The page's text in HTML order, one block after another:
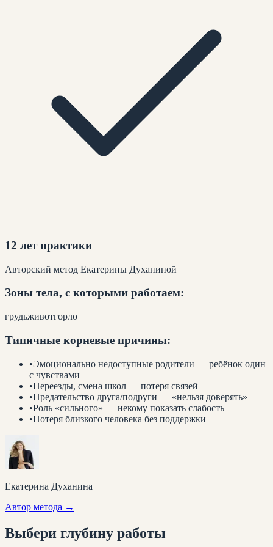
12 лет практики
Авторский метод Екатерины Духаниной
Зоны тела, с которыми работаем:
грудьживотгорло
Типичные корневые причины:
•Эмоционально недоступные родители — ребёнок один
с чувствами
•Переезды, смена школ — потеря связей
•Предательство друга/подруги — «нельзя доверять»
•Роль «сильного» — некому показать слабость
•Потеря близкого человека без поддержки
Екатерина Духанина
Автор метода →
Выбери глубину работы